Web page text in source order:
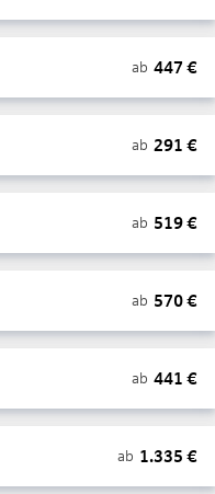
ab 447 €
ab 291 €
ab 519€
ab 570€
ab 441 €
ab 1.335 €